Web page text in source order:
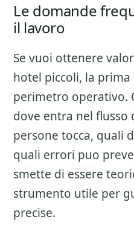
Le domande
il lavoro
Se vuoi ottenere
hotel piccoli, la prima
perimetro operativo.
dove entra nel flusso
persone tocca, quali
quali errori puo
smette di essere
strumento utile per
precise.